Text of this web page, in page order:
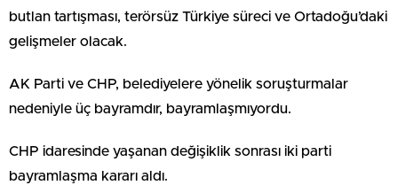
butlan tartışması, terörsüz Türkiye süreci ve Ortadoğu’daki
gelişmeler olacak.
AK Parti ve CHP, belediyelere yönelik soruşturmalar
nedeniyle üç bayramdır, bayramlaşmıyordu.
CHP idaresinde yaşanan değişiklik sonrası iki parti
bayramlaşma kararı aldı.